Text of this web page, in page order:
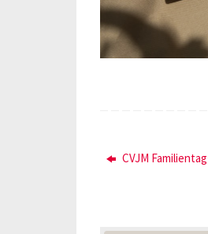
CVJM Familientag